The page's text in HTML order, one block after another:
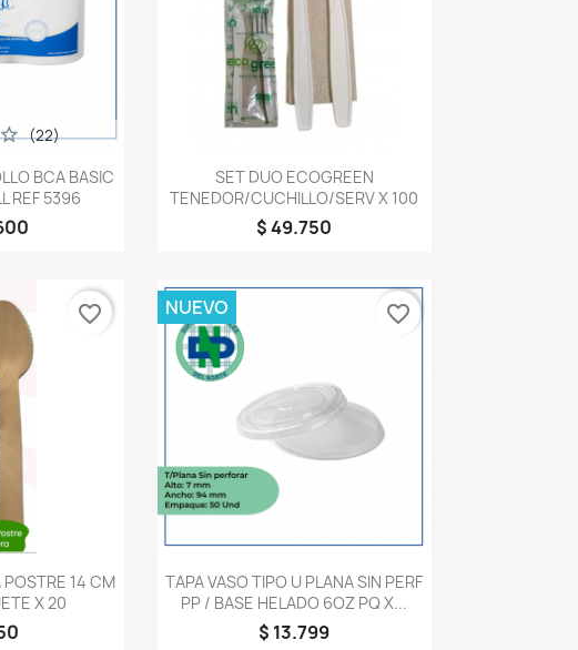
BCA BASIC
REF 5396
(22)
Vista rápida
SET DUO ECOGREEN
TENEDOR/CUCHILLO/SERV X 100
$ 49.750
14 CM
X 20
favorite_border
Vista rápida
TAPA VASO TIPO U PLANA SIN PERF
PP / BASE HELADO 6OZ PQ X...
$ 13.799
NUEVO favorite_border